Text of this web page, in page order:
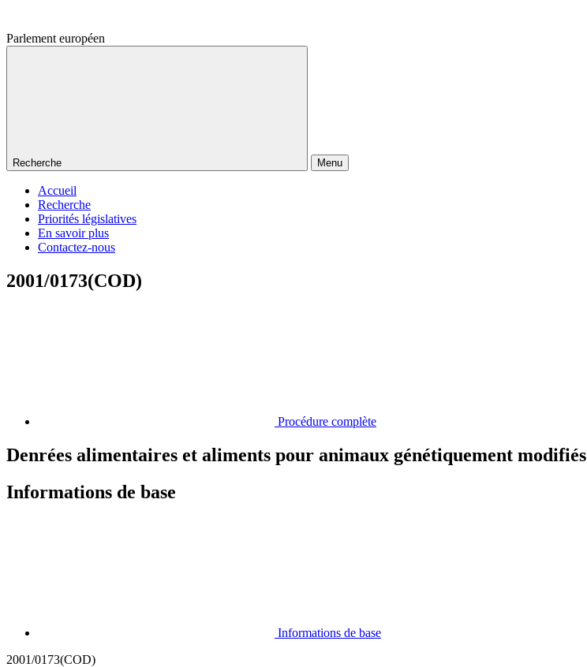
Parlement européen
Recherche Menu
Accueil
Recherche
Priorités législatives
En savoir plus
Contactez-nous
2001/0173(COD)
Procédure complète
Denrées alimentaires et aliments pour animaux génétiquement modifiés
Informations de base
Informations de base
2001/0173(COD)